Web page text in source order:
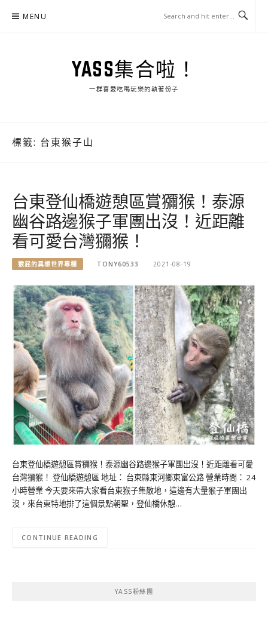
MENU
YASS集合啦！
一群喜愛吃喝玩樂的執著份子
標籤: 台東猴子山
台東登仙橋遊憩區賞獼猴！泰源
幽谷路邊猴子軍團出沒！近距離
看可愛台灣獼猴！
猴屁的異想世界專欄 TONY60533 2021-08-19
台東登仙橋遊憩區賞獼猴！泰源幽谷路邊猴子軍團出沒！近距離看可愛
台灣獼猴！ 登仙橋遊憩區 地址： 台東縣東河鄉東富公路 營業時間： 24
小時營業 今天要來帶大家看台東猴子集散地，這邊有大量猴子軍團出
沒，來台東特地排了這個景點朝聖，登仙橋休憩…
CONTINUE READING
YASS粉絲團